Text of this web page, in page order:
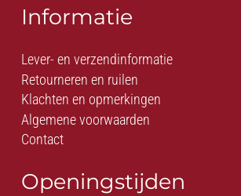
Informatie
Lever- en verzendinformatie
Retourneren en ruilen
Klachten en opmerkingen
Algemene voorwaarden
Contact
Openingstijden